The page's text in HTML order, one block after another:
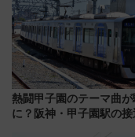
熱闘甲子園のテーマ曲が
に？阪神・甲子園駅の接